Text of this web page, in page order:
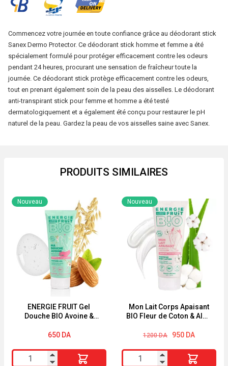
Anti-
Transpirant
Stick
Dermo
Protector
65ml
Commencez votre journée en toute confiance grâce au déodorant stick
Sanex Dermo Protector. Ce déodorant stick homme et femme a été
spécialement formulé pour protéger efficacement contre les odeurs
pendant 24 heures, procurant une sensation de fraîcheur toute la
journée. Ce déodorant stick protège efficacement contre les odeurs,
tout en prenant également soin de la peau des aisselles. Le déodorant
anti-transpirant stick pour femme et homme a été testé
dermatologiquement et a également été conçu pour restaurer le pH
naturel de la peau. Gardez la peau de vos aisselles saine avec Sanex.
PRODUITS SIMILAIRES
ENERGIE FRUIT Gel
Douche BIO Avoine &
Nouveau
650 DA
quantité
Mon Lait Corps Apaisant
BIO Fleur de Coton & Aloe
200ml
Nouveau
1200DA
Le
initial
950 DA
Le
actuel
quantité